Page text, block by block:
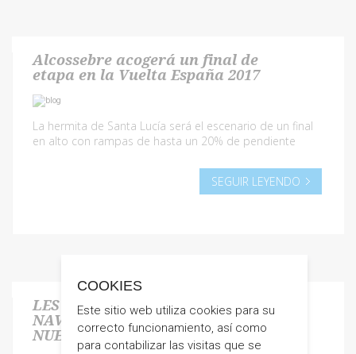
Alcossebre acogerá un final de
etapa en la Vuelta España 2017
La hermita de Santa Lucía será el escenario de un final
en alto con rampas de hasta un 20% de pendiente
SEGUIR LEYENDO
LES DESEAMOS UNA FELIZ
NAVIDAD Y UN PROSPERO AÑO
NUEVO 2017
COOKIES
Este sitio web utiliza cookies para su
correcto funcionamiento, así como
para contabilizar las visitas que se